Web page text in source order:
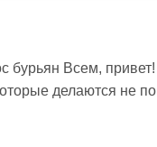
бурьян Всем, привет!
делаются не по